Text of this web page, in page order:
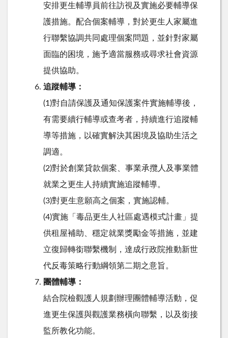
安排更生輔導員前往訪視及實施必要輔導保
護措施。配合個案輔導，對於更生人家屬進
行聯繫協調共同處理個案問題，並針對家屬
面臨的困境，施予適當服務或尋求社會資源
提供協助。
追蹤輔導：
(1)對自請保護及通知保護案件實施輔導後，
有需要續行輔導或查考者，持續進行追蹤輔
導等措施，以確實解決其困境及協助生活之
調適。
(2)對於創業貸款個案、事業承攬人及事業體
就業之更生人持續實施追蹤輔導。
(3)對更生意願高之個案，實施認輔。
(4)實施「毒品更生人社區處遇模式計畫」提
供租屋補助、穩定就業獎勵金等措施，並建
立復歸轉銜聯繫機制，達成行政院推動新世
代反毒策略行動綱領第二期之意旨。
團體輔導：
結合院檢觀護人規劃辦理團體輔導活動，促
進更生保護與觀護業務橫向聯繫，以及銜接
監所教化功能。